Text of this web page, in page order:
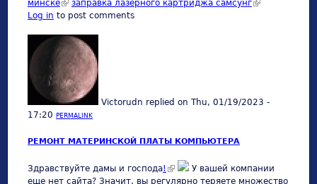
минске(link is external)
заправка лазерного картриджа самсунг(link is
Log in to post comments
Victorudn replied on Thu, 01/19/2023 -
17:20 PERMALINK
РЕМОНТ МАТЕРИНСКОЙ ПЛАТЫ КОМПЬЮТЕРА
Здравствуйте дамы и господа! (link is external)
У вашей компании
еще нет сайта? Значит, вы регулярно теряете множество